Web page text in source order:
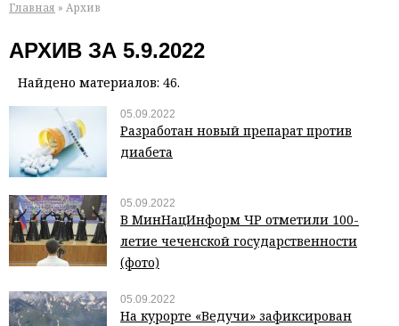
Главная » Архив
АРХИВ ЗА 5.9.2022
Найдено материалов: 46.
05.09.2022
Разработан новый препарат против
диабета
05.09.2022
В МинНацИнформ ЧР отметили 100-
летие чеченской государственности
(фото)
05.09.2022
На курорте «Ведучи» зафиксирован